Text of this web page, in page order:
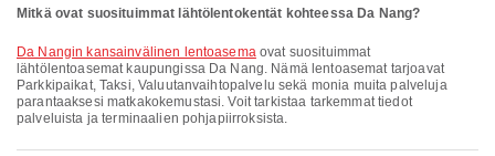
Mitkä ovat suosituimmat lähtölentokentät kohteessa Da Nang?
Da Nangin kansainvälinen lentoasemaovat suosituimmat
lähtölentoasemat kaupungissa Da Nang. Nämä lentoasemat tarjoavat
Parkkipaikat, Taksi, Valuutanvaihtopalvelu sekä monia muita palveluja
parantaaksesi matkakokemustasi. Voit tarkistaa tarkemmat tiedot
palveluista ja terminaalien pohjapiirroksista.